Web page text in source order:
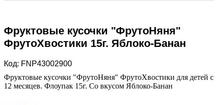
Фруктовые кусочки "ФрутоНяня"
ФрутоХвостики 15г. Яблоко-Банан
Код: FNP43002900
Фруктовые кусочки "ФрутоНяня" ФрутоХвостики для детей с
12 месяцев. Флоупак 15г. Со вкусом Яблоко-Банан